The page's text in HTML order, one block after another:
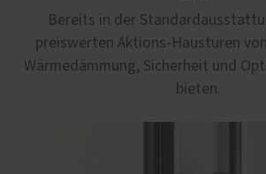
Bereits in der
preiswerten Aktions-Haustüren von
Wärmedämmung, Sicherheit und
bieten.